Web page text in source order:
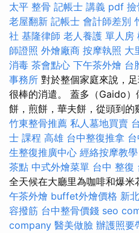
太平 整骨 記帳士 講義 pdf 撿
老屋翻新 記帳士 會計師差別
社 基隆律師 老人養護 單人房
師證照 外燴廠商 按摩執照 大
消毒 茶會點心 下午茶外燴 台
事務所 對於整個家庭來說，
很棒的消遣。 蓋多（Gaido
餅，煎餅，華夫餅，從頭到的
竹東整骨推薦 私人墓地買賣
士 課程 高雄 台中整復推拿
生整復推廣中心 經絡按摩教學
茶點 中式外燴菜單 台中 整復
全天候在大廳里為咖啡和爆米
午茶外燴 buffet外燴價格 新
容撥筋 台中整骨價錢 seo
company 醫美做臉 辦護照要